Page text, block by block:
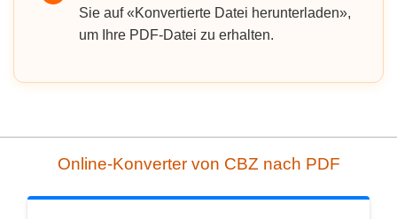
Sie auf «Konvertierte Datei herunterladen»,
um Ihre PDF-Datei zu erhalten.
Online-Konverter von CBZ nach PDF